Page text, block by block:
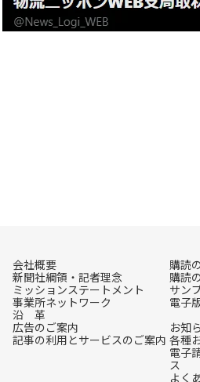
会社概要
新聞社綱領・記者理念
ミッションステートメント
事業所ネットワーク
沿 革
購読
購読
サン
電子
広告のご案内
記事の利用とサービスのご案内
お知
各種
電子
ス
よく